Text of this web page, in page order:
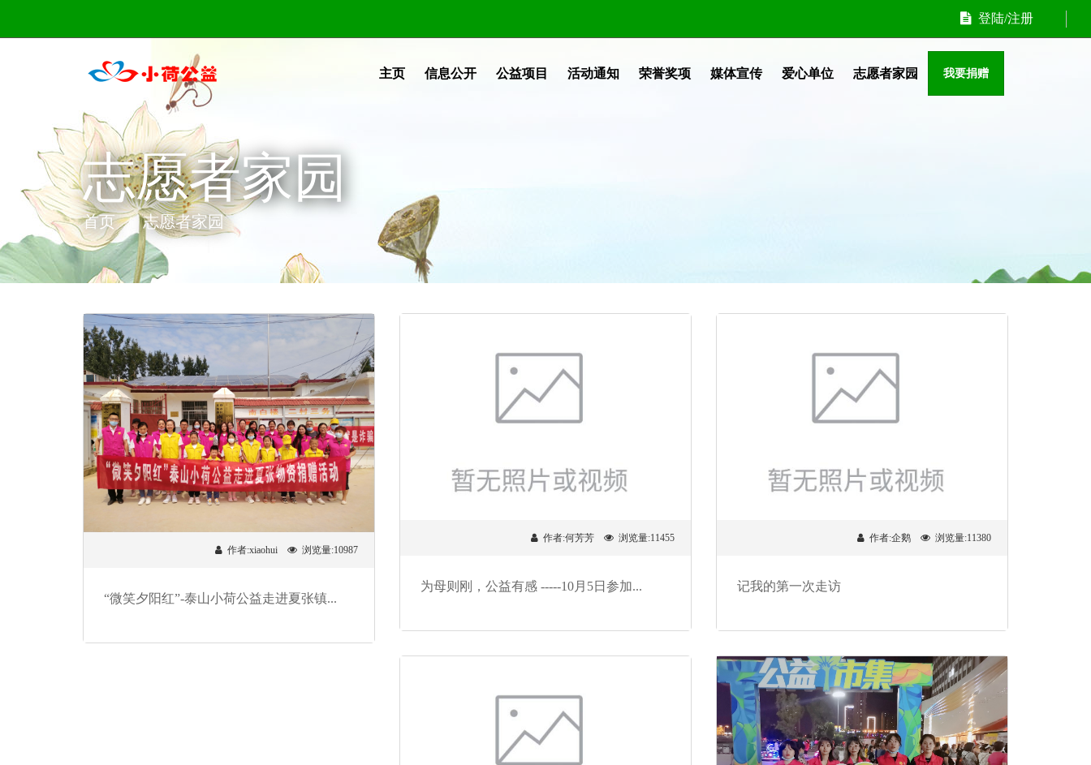
登陆/注册
主页 信息公开 公益项目 活动通知 荣誉奖项 媒体宣传 爱心单位 志愿者家园 我要捐赠
志愿者家园
首页 志愿者家园
浏览量:10987
作者:xiaohui
“微笑夕阳红”-泰山小荷公益走进夏张镇...
浏览量:11455
作者:何芳芳
为母则刚，公益有感 -----10月5日参加...
浏览量:11380
作者:企鹅
记我的第一次走访